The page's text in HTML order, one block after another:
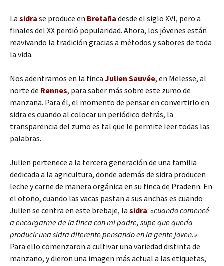
La sidra se produce en Bretaña desde el siglo XVI, pero a
finales del XX perdió popularidad. Ahora, los jóvenes están
reavivando la tradición gracias a métodos y sabores de toda
la vida.
Nos adentramos en la finca Julien Sauvée, en Melesse, al
norte de Rennes, para saber más sobre este zumo de
manzana. Para él, el momento de pensar en convertirlo en
sidra es cuando al colocar un periódico detrás, la
transparencia del zumo es tal que le permite leer todas las
palabras.
Julien pertenece a la tercera generación de una familia
dedicada a la agricultura, donde además de sidra producen
leche y carne de manera orgánica en su finca de Pradenn. En
el otoño, cuando las vacas pastan a sus anchas es cuando
Julien se centra en este brebaje, la sidra: «cuando comencé
a encargarme de la finca con mi padre, supe que quería
producir una sidra diferente pensando en la gente joven.»
Para ello comenzaron a cultivar una variedad distinta de
manzano, y dieron una imagen más actual a las etiquetas,